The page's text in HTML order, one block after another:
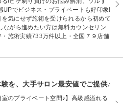
でビジネス・プライベートも好印象!
気にせず施術を受けられるから初めて
がら進めたい方は無料カウンセリン
・施術実績733万件以上・全国７９店舗
を、大手サロン最安値でご提供♪
室のプライベート空間♪】高級感溢れる